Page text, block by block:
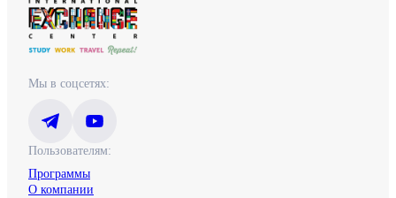
Мы в соцсетях:
Пользователям:
Программы
О компании